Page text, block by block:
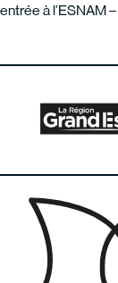
à l’ESNAM